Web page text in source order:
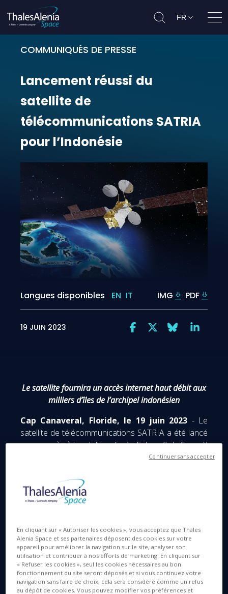
FR
COMMUNIQUÉS DE PRESSE
Lancement réussi du satellite de
Lancement réussi du
satellite de
télécommunications SATRIA
pour l’Indonésie
Langues disponibles EN IT IMG PDF
19 JUIN 2023
Le satellite fournira un accès internet haut débit aux
milliers d’îles de l’archipel indonésien
Cap Canaveral, Floride, le 19 juin 2023 - Le
satellite de télécommunications SATRIA a été lancé
avec succès à bord d’une fusée Falcon 9 de SpaceX
depuis la base de lancement de Cap Canaveral en
SATRIA (SAteliT Republik IndonesiA) est dédié à la
réduction de la fracture numérique en Indonésie.
fournira un accès internet haut débit aux milliers
d’îles de l’archipel indonésien et a pour ambition de
connecter des centaines de milliers de zones, dont
des milliers d’écoles, d’hôpitaux et de bâtiments
publics, ainsi que des sites gouvernementaux
régionaux non reliés par des infrastructures
En cliquant sur « Autoriser les cookies », vous acceptez que Thales
Alenia Space et ses partenaires déposent des cookies sur votre
appareil pour améliorer la navigation sur le site, analyser son
utilisation et contribuer à nos efforts de marketing. En cliquant sur
« Refuser les cookies », seul les cookies nécessaires au bon
fonctionnement du site seront déposés et si vous continuez votre
navigation sans faire de choix, cela sera considéré comme un refus
au dépôt de cookies. Vous pouvez modifier vos préférences et
Continuer sans accepter